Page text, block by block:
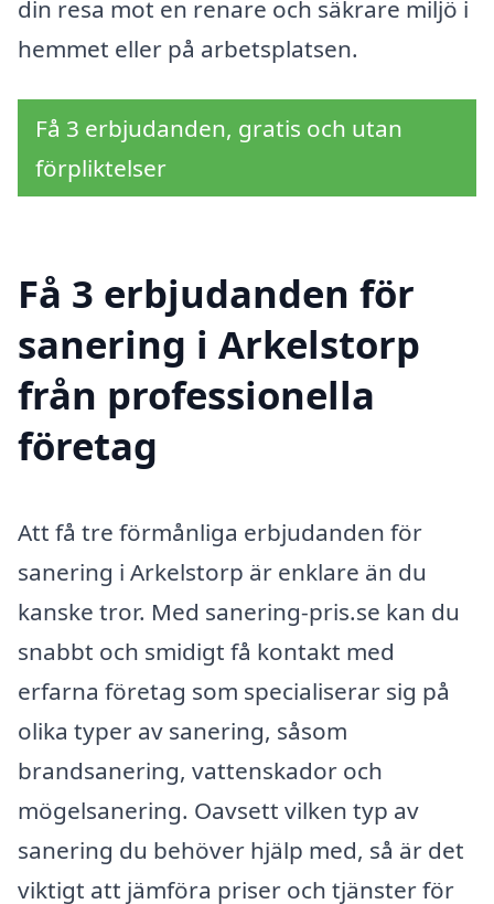
din resa mot en renare och säkrare miljö i
hemmet eller på arbetsplatsen.
Få 3 erbjudanden, gratis och utan
förpliktelser
Få 3 erbjudanden för
sanering i Arkelstorp
från professionella
företag
Att få tre förmånliga erbjudanden för
sanering i Arkelstorp är enklare än du
kanske tror. Med sanering-pris.se kan du
snabbt och smidigt få kontakt med
erfarna företag som specialiserar sig på
olika typer av sanering, såsom
brandsanering, vattenskador och
mögelsanering. Oavsett vilken typ av
sanering du behöver hjälp med, så är det
viktigt att jämföra priser och tjänster för